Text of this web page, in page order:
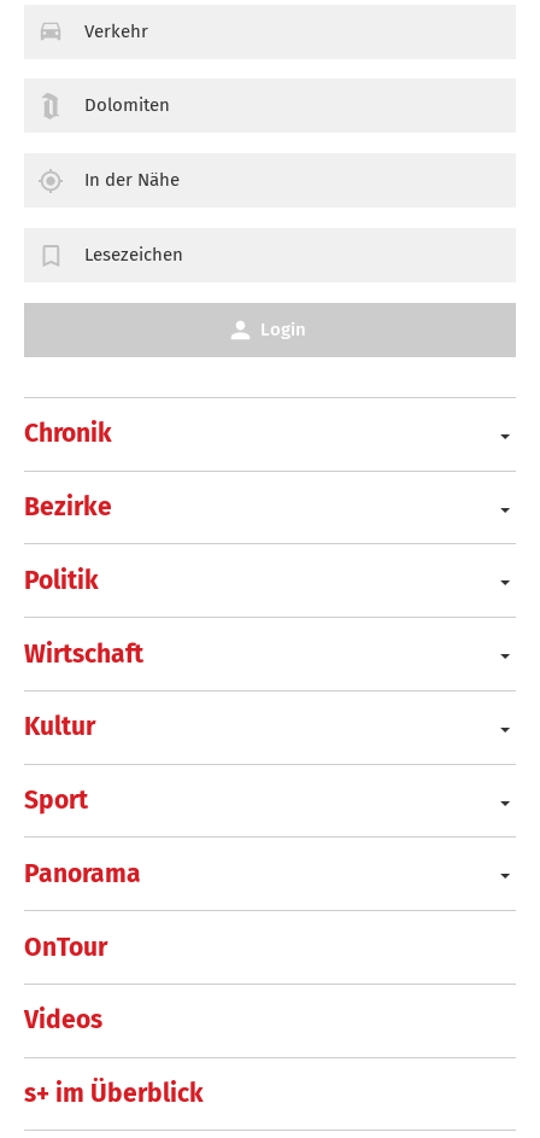
Chronik
Bezirke
Politik
Wirtschaft
Kultur
Sport
Panorama
OnTour
Videos
s+ im Überblick
Verkehr
Dolomiten
In der Nähe
Lesezeichen
Login